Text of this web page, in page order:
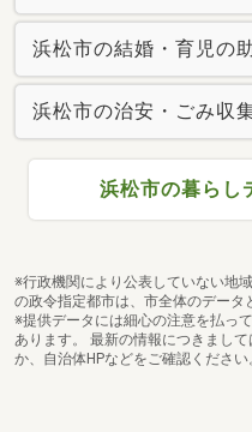
浜松市の結婚・育児の
浜松市の治安・ごみ収
浜松市の暮らし
※行政機関により公表していない地
の政令指定都市は、市全体のデータ
※提供データには細心の注意を払っ
あります。 最新の情報につきまし
か、自治体HPなどをご確認ください